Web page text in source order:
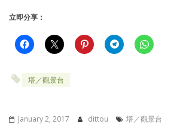
立即分享：
塔／觀景台
January 2, 2017 dittou 塔／觀景台